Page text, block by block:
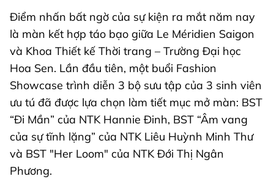
Điểm nhấn bất ngờ của sự kiện ra mắt năm nay
là màn kết hợp táo bạo giữa Le Méridien Saigon
và Khoa Thiết kế Thời trang – Trường Đại học
Hoa Sen. Lần đầu tiên, một buổi Fashion
Showcase trình diễn 3 bộ sưu tập của 3 sinh viên
ưu tú đã được lựa chọn làm tiết mục mở màn: BST
“Đi Mần” của NTK Hannie Đinh, BST “Âm vang
của sự tĩnh lặng” của NTK Liêu Huỳnh Minh Thư
và BST "Her Loom" của NTK Đới Thị Ngân
Phương.